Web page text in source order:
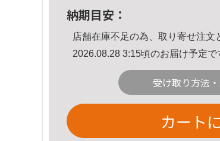
納期目安：
店舗在庫不足の為、取り寄せ注文
2026.08.28 3:15頃のお届け予定で
受け取り方法
カート